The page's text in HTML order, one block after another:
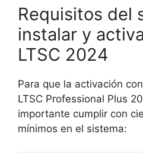
Requisitos del
instalar y
LTSC 2024
Para que la activación
LTSC Professional Plus
importante cumplir con
mínimos en el sistema: